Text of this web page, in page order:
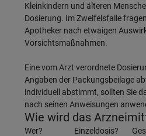
Kleinkindern und älteren
Dosierung. Im Zweifelsfalle
Apotheker nach etwaigen
Vorsichtsmaßnahmen.
Eine vom Arzt verordnete
Angaben der Packungsbeilage
individuell abstimmt, sollten Sie
nach seinen Anweisungen
Wie wird das
Wer? Einzeldosis?